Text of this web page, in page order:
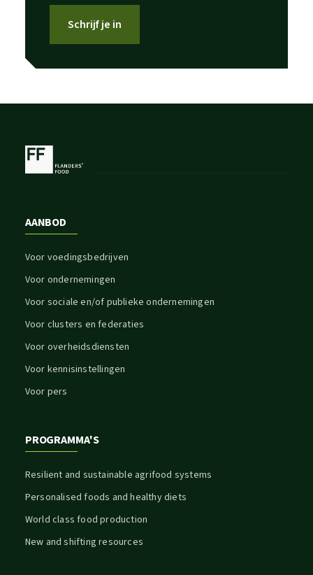
Schrijf je in
AANBOD
Voor voedingsbedrijven
Voor ondernemingen
Voor sociale en/of publieke ondernemingen
Voor clusters en federaties
Voor overheidsdiensten
Voor kennisinstellingen
Voor pers
PROGRAMMA'S
Resilient and sustainable agrifood systems
Personalised foods and healthy diets
World class food production
New and shifting resources